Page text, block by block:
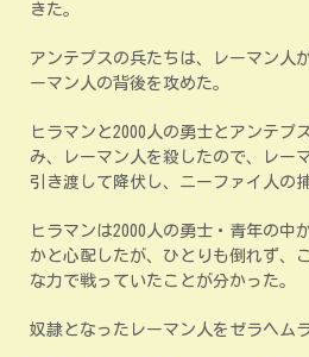
きた。
アンテプスの兵たちは、レーマン人
ーマン人の背後を攻めた。
ヒラマンと2000人の勇士とアンテプ
み、レーマン人を殺したので、レー
引き渡して降伏し、ニーファイ人の
ヒラマンは2000人の勇士・青年の中
かと心配したが、ひとりも倒れず、
な力で戦っていたことが分かった。
奴隷となったレーマン人をゼラヘム